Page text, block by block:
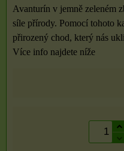
Avanturín v jemně zeleném
síle přírody. Pomocí tohoto
přirozený chod, který nás
Více info najdete níže